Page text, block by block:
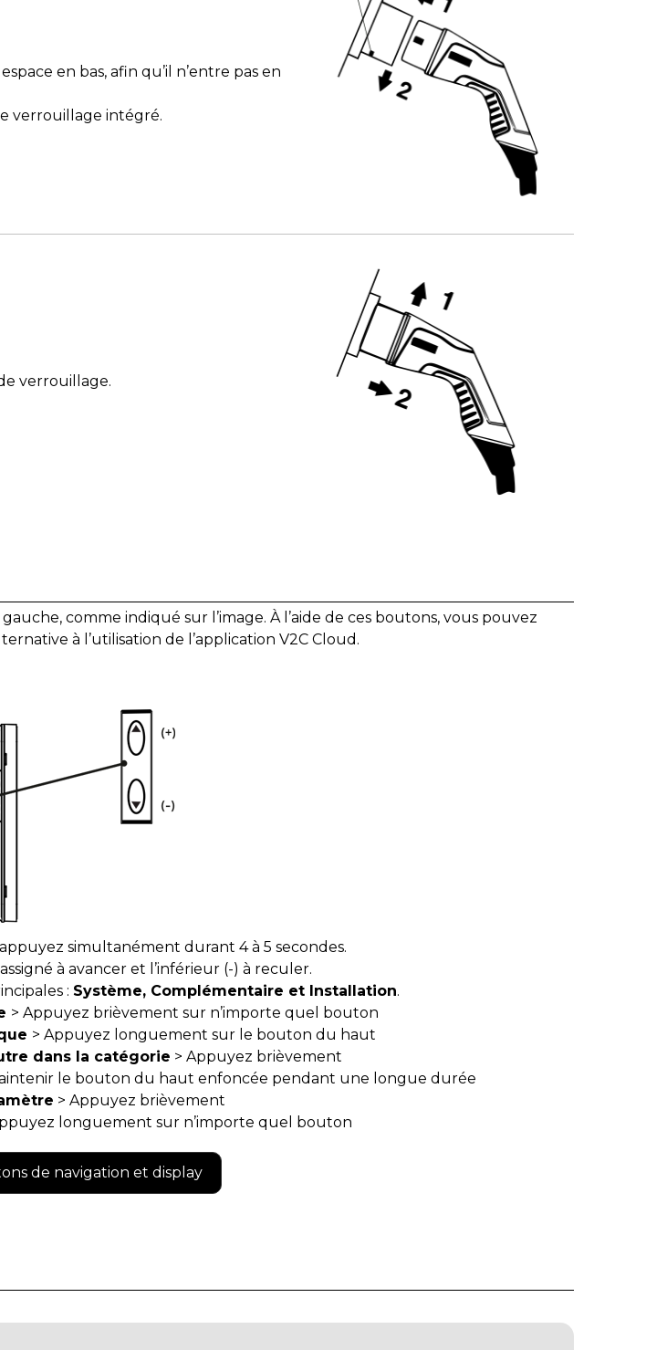
en bas, afin qu’il n’entre pas en
verrouillage intégré.
verrouillage.
comme indiqué sur l’image. À l’aide de ces boutons, vous pouvez
à l’utilisation de l’application V2C Cloud.
simultanément durant 4 à 5 secondes.
à avancer et l’inférieur (-) à reculer.
: Système, Complémentaire et Installation.
> Appuyez brièvement sur n’importe quel bouton
> Appuyez longuement sur le bouton du haut
dans la catégorie > Appuyez brièvement
le bouton du haut enfoncée pendant une longue durée
> Appuyez brièvement
longuement sur n’importe quel bouton
de navigation et display